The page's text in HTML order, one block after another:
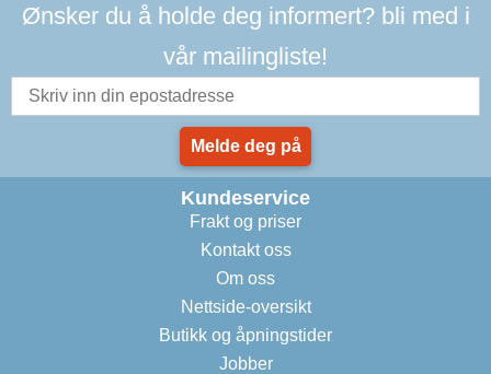
Ønsker du å holde deg informert? bli med i
vår mailingliste!
Melde deg på
Kundeservice
Frakt og priser
Kontakt oss
Om oss
Nettside-oversikt
Butikk og åpningstider
Jobber